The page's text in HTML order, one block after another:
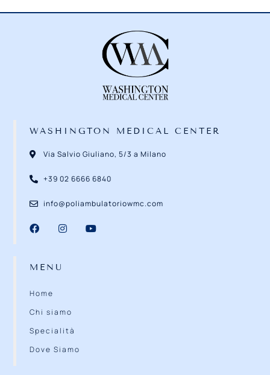
WASHINGTON MEDICAL CENTER
Via Salvio Giuliano, 5/3 a Milano
+39 02 6666 6840
info@poliambulatoriowmc.com
MENU
Home
Chi siamo
Specialità
Dove Siamo